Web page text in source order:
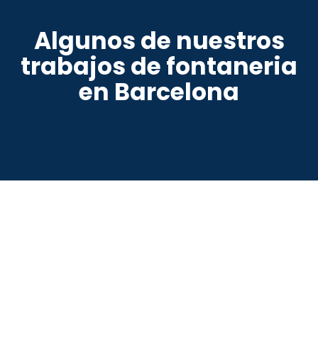
Algunos de nuestros
trabajos de fontaneria
en Barcelona